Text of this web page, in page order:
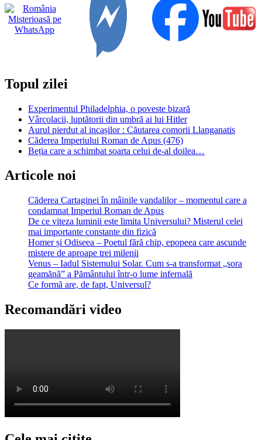
Secrete
Topul zilei
Experimentul Philadelphia, o poveste bizară
Vârcolacii, luptătorii din umbră ai lui Hitler
Aurul pierdut al incașilor : Căutarea comorii Llanganatis
Căderea Imperiului Roman de Apus (476)
Beția care a schimbat soarta celui de-al doilea…
Articole noi
Căderea Cartaginei în mâinile vandalilor – momentul care a
condamnat Imperiul Roman de Apus
De ce viteza luminii este limita Universului? Misterul celei
mai importante constante din fizică
Homer și Odiseea – Poetul fără chip, epopeea care ascunde
mistere de aproape trei milenii
Venus – Iadul Sistemului Solar. Cum s-a transformat „sora
geamănă” a Pământului într-o lume infernală
Ce formă are, de fapt, Universul?
Recomandări video